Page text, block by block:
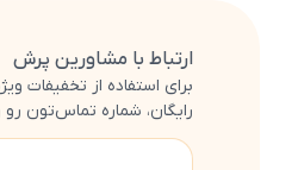
ارتباط با مشاورین پرش
برای استفاده از تخفیفات
رایگان، شماره تماس‌تون رو